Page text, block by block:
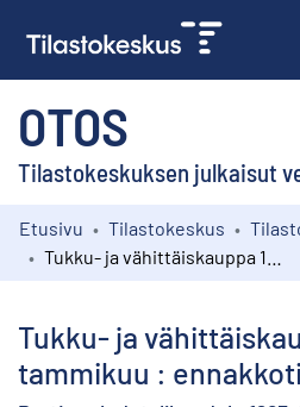
OTOS
Tilastokeskuksen julkaisut
Kokoelmat
Etusivu Tilastokeskus
Tukku- ja
tammikuu :